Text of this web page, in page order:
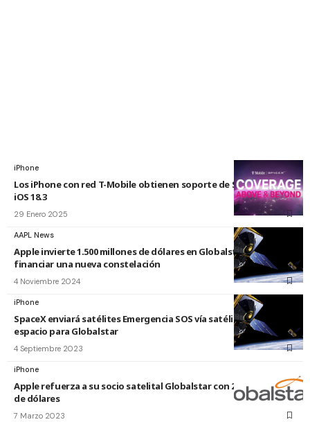
iPhone
Los iPhone con red T-Mobile obtienen soporte de Starlink con
iOS 18.3
29 Enero 2025
AAPL News
Apple invierte 1.500 millones de dólares en Globalstar para
financiar una nueva constelación
4 Noviembre 2024
iPhone
SpaceX enviará satélites Emergencia SOS vía satélite de Apple al
espacio para Globalstar
4 Septiembre 2023
iPhone
Apple refuerza a su socio satelital Globalstar con 252 millones
de dólares
7 Marzo 2023